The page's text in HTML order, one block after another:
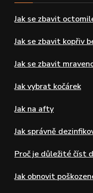
Jak se zbavit
Jak se zbavit kopřiv
Jak se zbavit
Jak vybrat kočárek
Jak na afty
Jak správně
Proč je důležité číst
Jak obnovit